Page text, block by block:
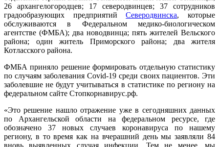
26 архангелогородцев; 17 северодвинцев; 37 сотрудников
градообразующих предприятийСеверодвинска, которые
обслуживаются в Федеральном медико-биологическом
агентстве (ФМБА); два новодвинца; пять жителей Вельского
района; один житель Приморского района; два жителя
Котласского района.
ФМБА приняло решение формировать отдельную статистику
по случаям заболевания Covid-19 среди своих пациентов. Эти
заболевшие не будут учитываться в статистике по региону на
федеральном сайте Стопкорнавирус.рф.
«Это решение нашло отражение уже в сегодняшних данных
по Архангельской области на федеральном ресурсе, где
обозначено 37 новых случаев коронавируса по нашему
региону, в то время как на вчерашний день мы заявляли 84
вновь выявленных случая инфекции. Тем не менее, мы